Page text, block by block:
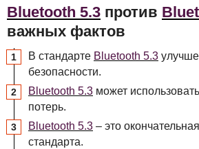
Bluetooth 5.3 против
важных фактов
В стандарте Bluetooth 5.3
безопасности.
Bluetooth 5.3 может
потерь.
Bluetooth 5.3 – это
стандарта.